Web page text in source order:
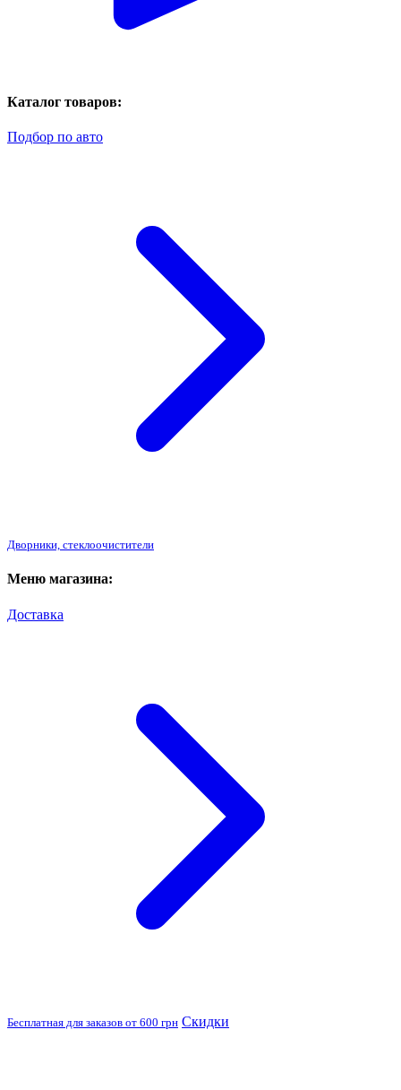
Каталог товаров:
Подбор по авто
Дворники, стеклоочистители
Меню магазина:
Доставка
Бесплатная для заказов от 600 грн Скидки